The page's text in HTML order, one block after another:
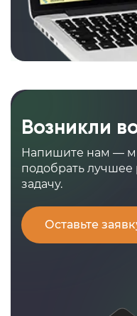
Возникли
Напишите нам —
подобрать
задачу.
Оставьте